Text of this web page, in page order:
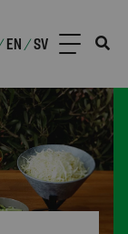
EN /SV